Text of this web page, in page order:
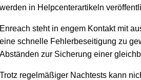
werden in Helpcenterartikeln
Enreach steht in engem Kontakt mit
eine schnelle Fehlerbeseitigung zu
Abständen zur Sicherung einer
Trotz regelmäßiger Nachtests kann